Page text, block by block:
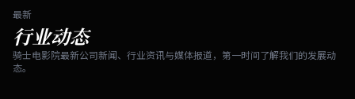
最新
行业动态
骑士电影院最新公司新闻、行业资讯与媒体报道，第一时间了解我们的发展动
态。